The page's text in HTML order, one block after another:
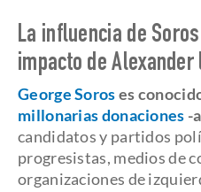
La influencia de
impacto de Alexander
George Soroses
millonarias donaciones -
candidatos y partidos
progresistas, medios de
organizaciones de